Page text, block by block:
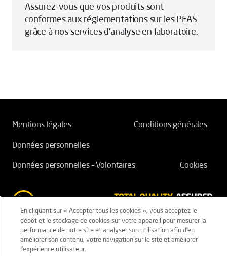
Assurez-vous que vos produits sont
conformes aux réglementations sur les PFAS
grâce à nos services d'analyse en laboratoire.
Mentions légales
Conditions générales
Données personnelles
Données personnelles – Volontaires
Cookies
En cliquant sur « Accepter tous les cookies », vous acceptez le
dépôt et le stockage de cookies sur votre appareil pour mesurer la
performance de notre site et analyser son utilisation afin d’en
améliorer son contenu, votre navigation sur le site et améliorer
l’expérience utilisateur.